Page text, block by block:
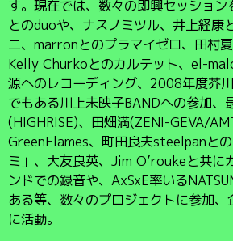
す。現在では、数々の即興セッショ
とのduoや、ナスノミツル、井上経康
二、marronとのプラマイゼロ、田村夏
Kelly Churkoとのカルテット、el-
源へのレコーディング、2008年度芥
でもある川上未映子BANDへの参加、
(HIGHRISE)、田畑満(ZENI-GEVA/
GreenFlames、町田良夫steelpanと
ミ」、大友良英、Jim O’roukeと共に
ンドでの録音や、AxSxE率いる
ある等、数々のプロジェクトに参加
に活動。